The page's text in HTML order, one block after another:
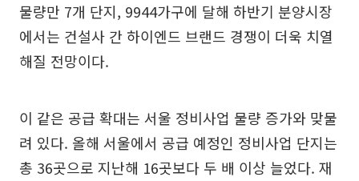
물량만 7개 단지, 9944가구에 달해 하반기 분양시장
에서는 건설사 간 하이엔드 브랜드 경쟁이 더욱 치열
해질 전망이다.
이 같은 공급 확대는 서울 정비사업 물량 증가와 맞물
려 있다. 올해 서울에서 공급 예정인 정비사업 단지는
총 36곳으로 지난해 16곳보다 두 배 이상 늘었다. 재